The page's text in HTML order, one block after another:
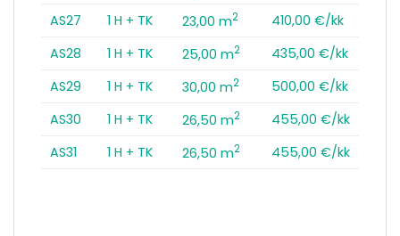
AS27
1 H + TK 23,00 m2
410,00 €/kk
AS28
1 H + TK 25,00 m2
435,00 €/kk
AS29
1 H + TK 30,00 m2
500,00 €/kk
AS30
1 H + TK 26,50 m2
455,00 €/kk
AS31
1 H + TK 26,50 m2 455,00 €/kk